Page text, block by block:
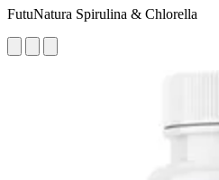
FutuNatura Spirulina & Chlorella